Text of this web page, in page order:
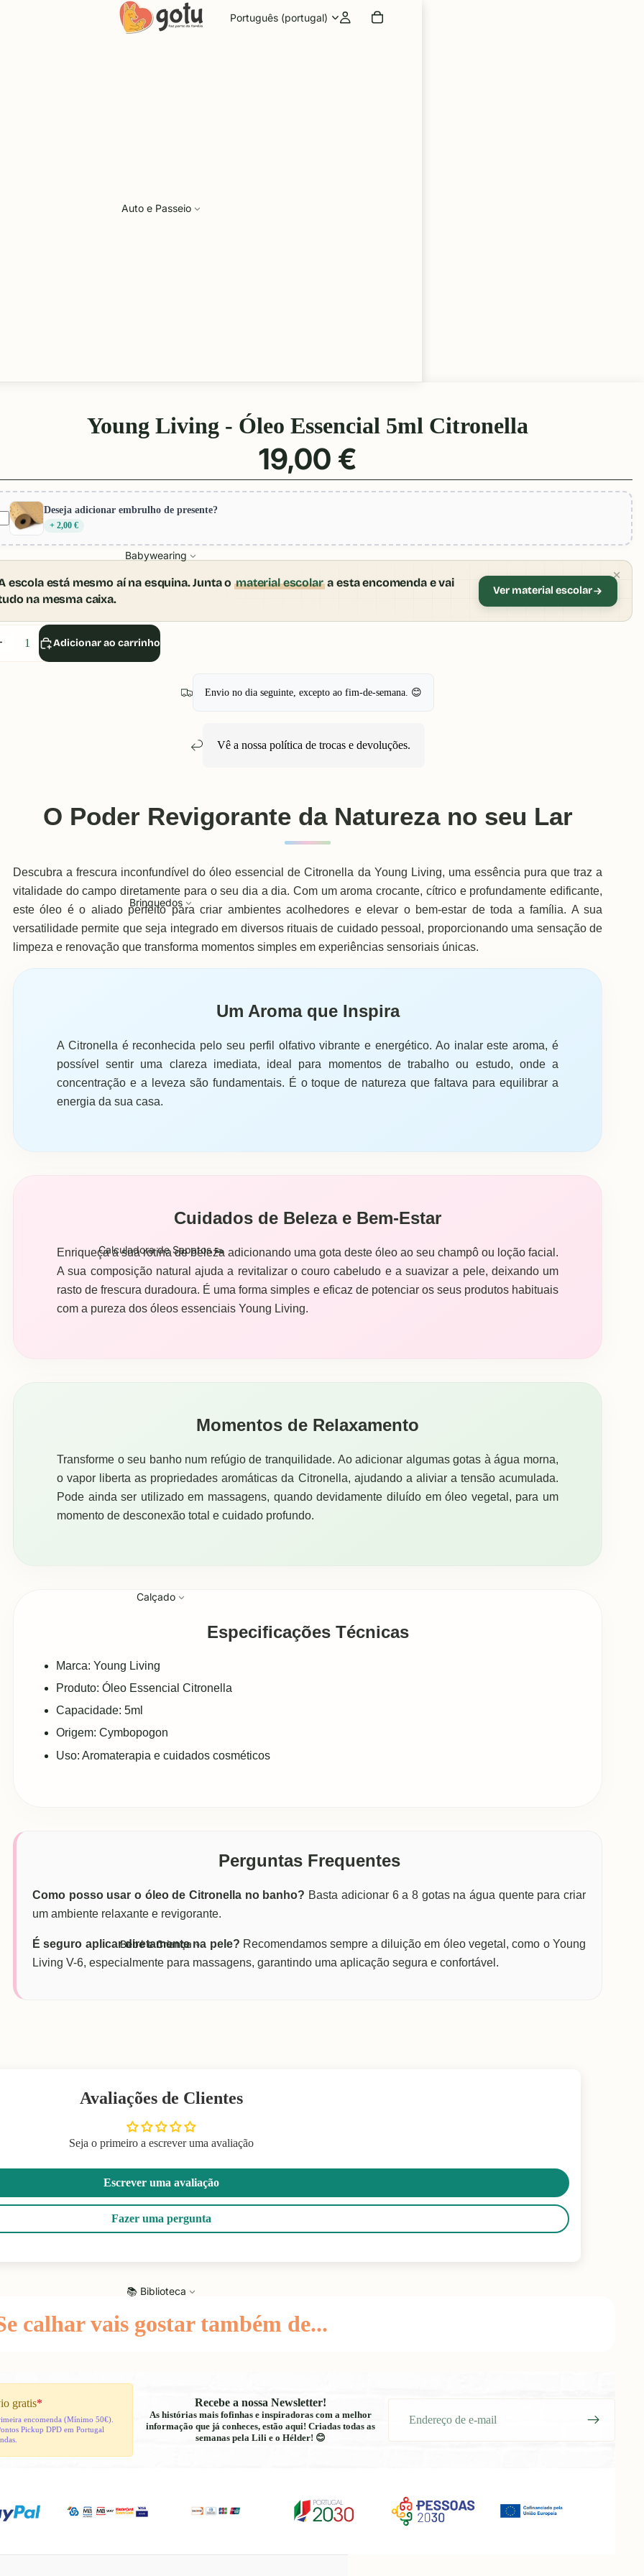
Idioma
Auto e Passeio
Babywearing
Brinquedos
Calculadora de Sapatos 👟
Calçado
Bebé e Criança
📚 Biblioteca
Young Living - Óleo Essencial 5ml Citronella
19,00 €
Deseja adicionar embrulho de presente?
+ 2,00 €
Aumentar
escola está mesmo aí na esquina. Junta omaterial escolara esta encomenda e vai
na mesma caixa.
Ver material escolar
Adicionar ao carrinho
Envio no dia seguinte, excepto ao fim-de-semana. 😊
Vê a nossa política de trocas e devoluções.
O Poder Revigorante da Natureza no seu Lar
Descubra a frescura inconfundível do óleo essencial de Citronella da Young Living, uma essência pura que traz a
vitalidade do campo diretamente para o seu dia a dia. Com um aroma crocante, cítrico e profundamente edificante,
este óleo é o aliado perfeito para criar ambientes acolhedores e elevar o bem-estar de toda a família. A sua
versatilidade permite que seja integrado em diversos rituais de cuidado pessoal, proporcionando uma sensação de
limpeza e renovação que transforma momentos simples em experiências sensoriais únicas.
Um Aroma que Inspira
A Citronella é reconhecida pelo seu perfil olfativo vibrante e energético. Ao inalar este aroma, é
possível sentir uma clareza imediata, ideal para momentos de trabalho ou estudo, onde a
concentração e a leveza são fundamentais. É o toque de natureza que faltava para equilibrar a
energia da sua casa.
Cuidados de Beleza e Bem-Estar
Enriqueça a sua rotina de beleza adicionando uma gota deste óleo ao seu champô ou loção facial.
A sua composição natural ajuda a revitalizar o couro cabeludo e a suavizar a pele, deixando um
rasto de frescura duradoura. É uma forma simples e eficaz de potenciar os seus produtos habituais
com a pureza dos óleos essenciais Young Living.
Momentos de Relaxamento
Transforme o seu banho num refúgio de tranquilidade. Ao adicionar algumas gotas à água morna,
o vapor liberta as propriedades aromáticas da Citronella, ajudando a aliviar a tensão acumulada.
Pode ainda ser utilizado em massagens, quando devidamente diluído em óleo vegetal, para um
momento de desconexão total e cuidado profundo.
Especificações Técnicas
Marca: Young Living
Produto: Óleo Essencial Citronella
Capacidade: 5ml
Origem: Cymbopogon
Uso: Aromaterapia e cuidados cosméticos
Perguntas Frequentes
Como posso usar o óleo de Citronella no banho? Basta adicionar 6 a 8 gotas na água quente para criar
um ambiente relaxante e revigorante.
É seguro aplicar diretamente na pele? Recomendamos sempre a diluição em óleo vegetal, como o Young
Living V-6, especialmente para massagens, garantindo uma aplicação segura e confortável.
Avaliações de Clientes
Seja o primeiro a escrever uma avaliação
Escrever uma avaliação
Fazer uma pergunta
calhar vais gostar também de...
gratis*
encomenda (Mínimo 50€).
Pickup DPD em Portugal
Recebe a nossa Newsletter!
As histórias mais fofinhas e inspiradoras com a melhor
informação que já conheces, estão aqui! Criadas todas as
semanas pela Lili e o Hélder! 😊